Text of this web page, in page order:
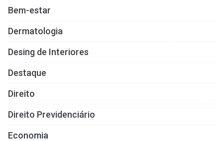
Bem-estar
Dermatologia
Desing de Interiores
Destaque
Direito
Direito Previdenciário
Economia